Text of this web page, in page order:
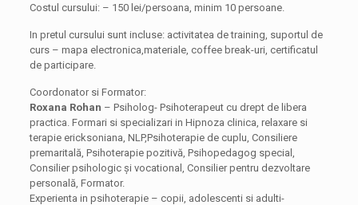
Costul cursului: – 150 lei/persoana, minim 10 persoane.
In pretul cursului sunt incluse: activitatea de training, suportul de
curs – mapa electronica,materiale, coffee break-uri, certificatul
de participare.
Coordonator si Formator:
Roxana Rohan – Psiholog- Psihoterapeut cu drept de libera
practica. Formari si specializari in Hipnoza clinica, relaxare si
terapie ericksoniana, NLP,Psihoterapie de cuplu, Consiliere
premaritală, Psihoterapie pozitivă, Psihopedagog special,
Consilier psihologic și vocational, Consilier pentru dezvoltare
personală, Formator.
Experienta in psihoterapie – copii, adolescenti si adulti-